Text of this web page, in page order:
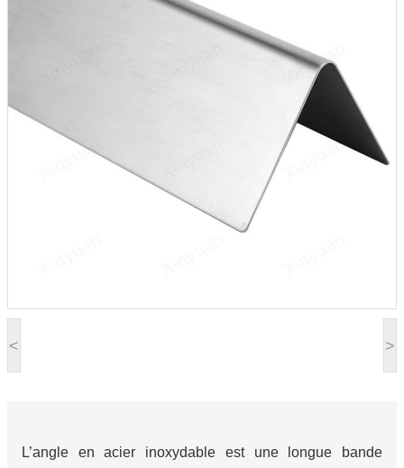
< >
L’angle en acier inoxydable est une longue bande